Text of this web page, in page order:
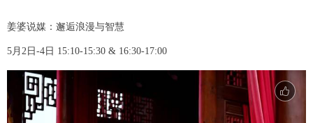
姜婆说媒：邂逅浪漫与智慧
5月2日-4日 15:10-15:30 & 16:30-17:00